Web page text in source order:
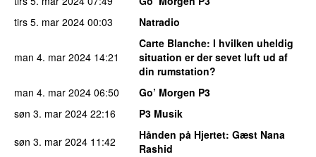
tirs 5. mar 2024 00:03 Natradio
man 4. mar 2024 14:21
Carte Blanche: I hvilken uheldig
situation er der sevet luft ud af
din rumstation?
man 4. mar 2024 06:50
Go’ Morgen P3
søn 3. mar 2024 22:16
P3 Musik
søn 3. mar 2024 11:42 Hånden på Hjertet: Gæst Nana
Rashid